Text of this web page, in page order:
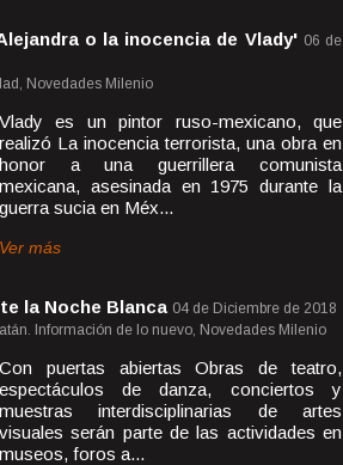
o la inocencia de Vlady' 06 de
Novedades Milenio
Vlady es un pintor ruso-mexicano, que
realizó La inocencia terrorista, una obra en
honor a una guerrillera comunista
mexicana, asesinada en 1975 durante la
guerra sucia en Méx...
Ver más
la Noche Blanca 04 de Diciembre de 2018
Información de lo nuevo, Novedades Milenio
Con puertas abiertas Obras de teatro,
espectáculos de danza, conciertos y
muestras interdisciplinarias de artes
visuales serán parte de las actividades en
museos, foros a...